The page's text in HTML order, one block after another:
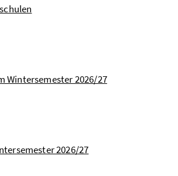
Wintersemester 2026/27
2026/27